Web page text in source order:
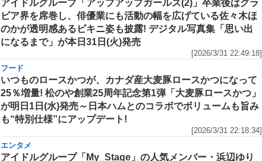
アイドルグループ「アップアップガールズ(2)」卒業後はグラ
ビア界を席巻し、俳優業にも活動の幅を広げている佐々木ほ
のかが透明感あるビキニ姿も披露! デジタル写真集「思い出
になるまで」が本日31日(火)発売
[2026/3/31 22:49:18]
フード
いつものロースかつが、カナダ産大麦豚ロースかつになって
25％増量! 松のや創業25周年記念第1弾「大麦豚ロースかつ」
が明日1日(水)発売～日本ハムとのコラボでボリュームも旨み
も“特別仕様”にアップデート!
[2026/3/31 22:18:34]
エンタメ
アイドルグループ「My_Stage」の人気メンバー・浜辺ゆり